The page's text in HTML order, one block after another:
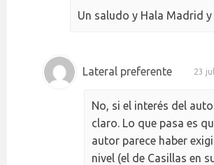
Un saludo y Hala Madrid
Lateral preferente 23
No, si el interés del
claro. Lo que pasa es
autor parece haber
nivel (el de Casillas en